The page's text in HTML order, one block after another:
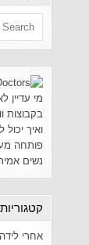
מי
בקבוצות
ואיך יכול
פותחה
נשים
קטגוריות
אחרי לידה